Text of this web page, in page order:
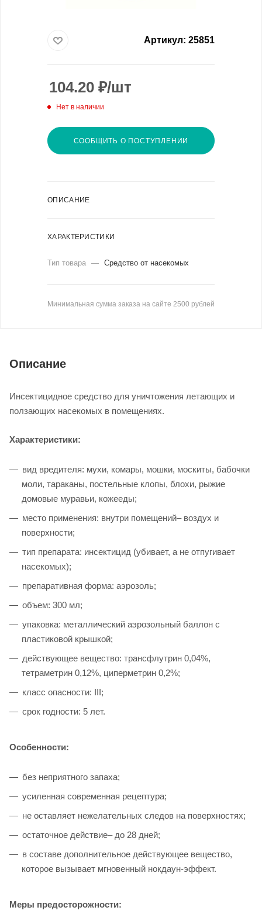
Артикул: 25851
104.20 ₽/шт
Нет в наличии
СООБЩИТЬ О ПОСТУПЛЕНИИ
ОПИСАНИЕ
ХАРАКТЕРИСТИКИ
Тип товара — Средство от насекомых
Минимальная сумма заказа на сайте 2500 рублей
Описание
Инсектицидное средство для уничтожения летающих и
ползающих насекомых в помещениях.
Характеристики:
вид вредителя: мухи, комары, мошки, москиты, бабочки
моли, тараканы, постельные клопы, блохи, рыжие
домовые муравьи, кожееды;
место применения: внутри помещений– воздух и
поверхности;
тип препарата: инсектицид (убивает, а не отпугивает
насекомых);
препаративная форма: аэрозоль;
объем: 300 мл;
упаковка: металлический аэрозольный баллон с
пластиковой крышкой;
действующее вещество: трансфлутрин 0,04%,
тетраметрин 0,12%, циперметрин 0,2%;
класс опасности: III;
срок годности: 5 лет.
Особенности:
без неприятного запаха;
усиленная современная рецептура;
не оставляет нежелательных следов на поверхностях;
остаточное действие– до 28 дней;
в составе дополнительное действующее вещество,
которое вызывает мгновенный нокдаун-эффект.
Меры предосторожности: